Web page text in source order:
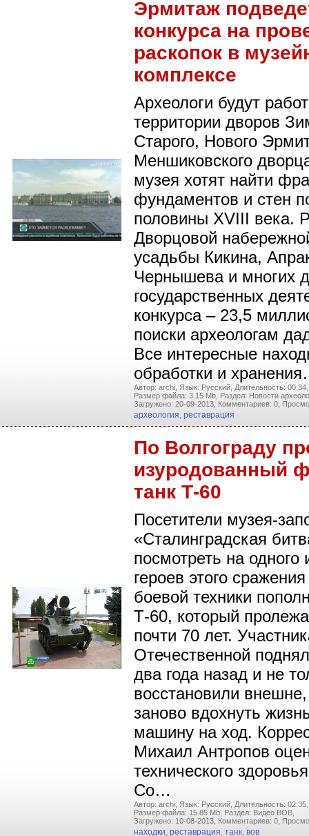
Эрмитаж
конкурса на
раскопок в
комплексе
Археологи будут
территории дворов
Старого, Нового
Меншиковского
музея хотят найти
фундаментов и стен
половины XVIII века.
Дворцовой
усадьбы Кикина,
Чернышева и многих
государственных
конкурса – 23,5
поиски археологам
Все интересные
обработки и
Автор: archi, Язык: Русский, Длительность: 00:34,
Размер файла: 3.15 Mb, Раздел: Новости
Загружено: 20-09-2013, Комментариев: 0,
археология, реставрация
По Волгограду
изуродованный
танк Т-60
Посетители музея-
«Сталинградская
посмотреть на
героев этого
боевой техники
Т-60, который
почти 70 лет.
Отечественной
два года назад и не
восстановили
заново вдохнуть
машину на ход.
Михаил Антропов
технического
Со…
Автор: archi, Язык: Русский, Длительность: 02:35,
Размер файла: 15.85 Mb, Раздел: Видео ВОВ,
Загружено: 10-08-2013, Комментариев: 0,
находки, реставрация, танк, вов